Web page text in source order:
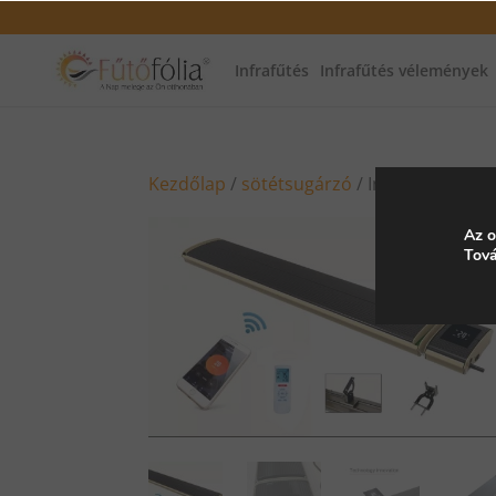
Infrafűtés Infrafűtés vélemények
Kezdőlap / sötétsugárzó / Infra wifi sötét
Az